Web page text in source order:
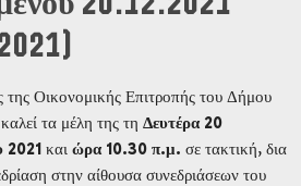
Οικονομικής Επιτροπής του Δήμου
τα μέλη της τη Δευτέρα 20
2021 και ώρα 10.30 π.μ. σε τακτική, δια
στην αίθουσα συνεδριάσεων του